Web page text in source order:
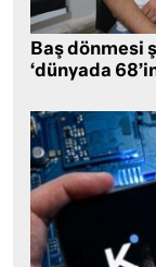
Baş dönmesi
‘dünyada